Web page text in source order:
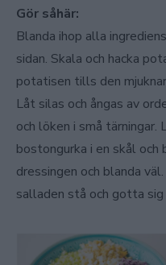
Gör såhär:
Blanda ihop alla
sidan. Skala och hacka
potatisen tills den
Låt silas och ångas av
och löken i små tärningar.
bostongurka i en skål
dressingen och blanda
salladen stå och gotta sig